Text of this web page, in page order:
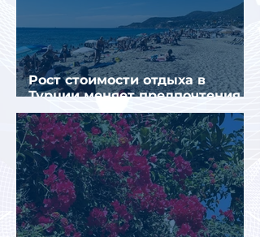
Рост стоимости отдыха в
Турции меняет предпочтения
туристов